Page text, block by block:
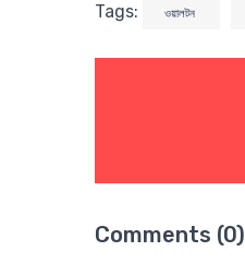
Tags: ওয়ালটন
Comments (0)